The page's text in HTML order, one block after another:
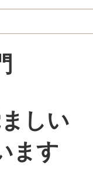
しい
ます